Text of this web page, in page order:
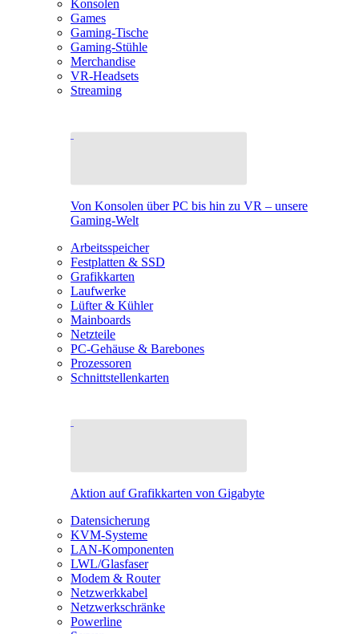
Konsolen
Games
Gaming-Tische
Gaming-Stühle
Merchandise
VR-Headsets
Streaming
Von Konsolen über PC bis hin zu VR – unsere
Gaming-Welt
Arbeitsspeicher
Festplatten & SSD
Grafikkarten
Laufwerke
Lüfter & Kühler
Mainboards
Netzteile
PC-Gehäuse & Barebones
Prozessoren
Schnittstellenkarten
Aktion auf Grafikkarten von Gigabyte
Datensicherung
KVM-Systeme
LAN-Komponenten
LWL/Glasfaser
Modem & Router
Netzwerkkabel
Netzwerkschränke
Powerline